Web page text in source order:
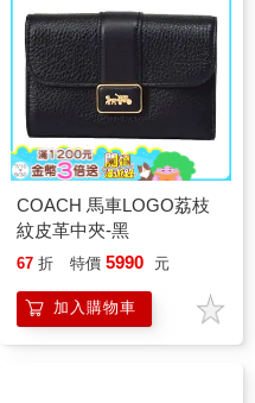
COACH 馬車LOGO荔枝
紋皮革中夾-黑
67 折 特價 5990 元
加入購物車